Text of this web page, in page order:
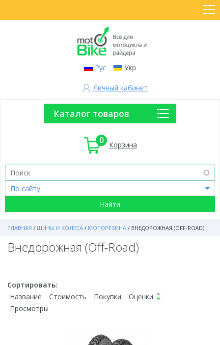
Рус Укр
Личный кабинет
Каталог товаров
0 Корзина
ГЛАВНАЯ / ШИНЫ И КОЛЕСА / МОТОРЕЗИНА / ВНЕДОРОЖНАЯ (OFF-ROAD)
Внедорожная (Off-Road)
Сортировать:
Название
Стоимость Покупки
Оценки
Просмотры